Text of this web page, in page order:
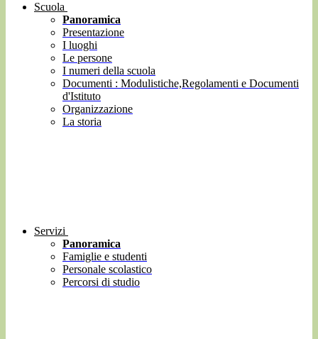
Scuola
Panoramica
Presentazione
I luoghi
Le persone
I numeri della scuola
Documenti : Modulistiche,Regolamenti e Documenti
d'Istituto
Organizzazione
La storia
Servizi
Panoramica
Famiglie e studenti
Personale scolastico
Percorsi di studio